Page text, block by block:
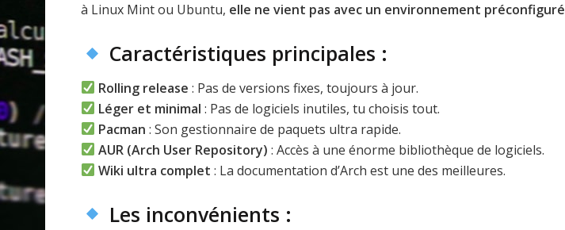
à Linux Mint ou Ubuntu, elle ne vient pas avec un environnement préconfiguré
Caractéristiques principales :
Rolling release : Pas de versions fixes, toujours à jour.
Léger et minimal : Pas de logiciels inutiles, tu choisis tout.
Pacman : Son gestionnaire de paquets ultra rapide.
AUR (Arch User Repository) : Accès à une énorme bibliothèque de logiciels.
Wiki ultra complet : La documentation d’Arch est une des meilleures.
Les inconvénients :